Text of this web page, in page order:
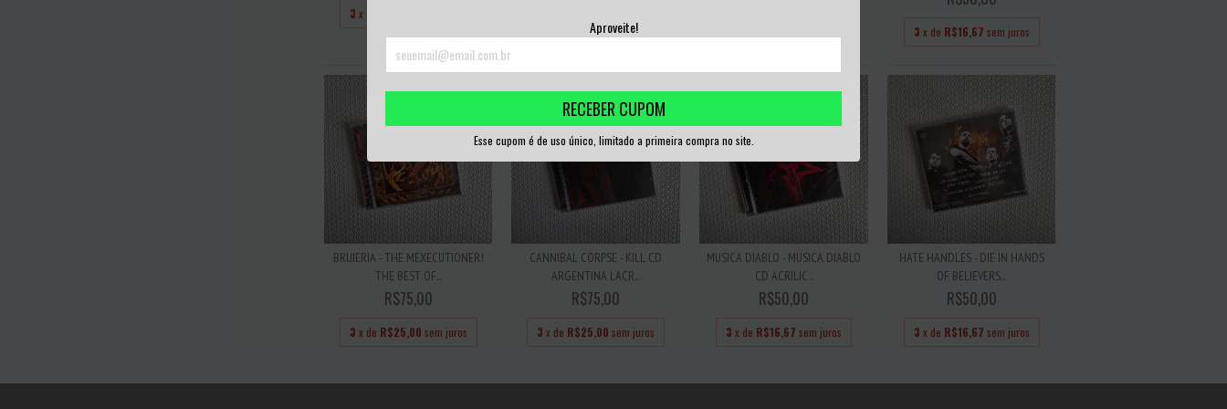
Aproveite!
RECEBER CUPOM
Esse cupom é de uso único, limitado a primeira compra no site.
3 x de
3 x de R$16,67 sem juros
BRUJERIA - THE MEXECUTIONER!
THE BEST OF...
R$75,00
3 x de R$25,00 sem juros
CANNIBAL CORPSE - KILL CD
ARGENTINA LACR...
R$75,00
3 x de R$25,00 sem juros
MUSICA DIABLO - MUSICA DIABLO
CD ACRILIC...
R$50,00
3 x de R$16,67 sem juros
HATE HANDLES - DIE IN HANDS
OF BELIEVERS...
R$50,00
3 x de R$16,67 sem juros